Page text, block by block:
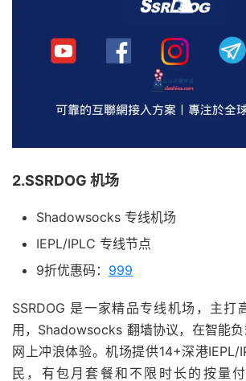
2.SSRDOG 机场
Shadowsocks 专线机场
IEPL/IPLC 专线节点
9折优惠码： 999
SSRDOG 是一家精品专线机场，主打
用，Shadowsocks 翻墙协议，在智能
网上冲浪体验。机场提供14+深港IEPL/
民，有包月套餐和不限时长的按量付